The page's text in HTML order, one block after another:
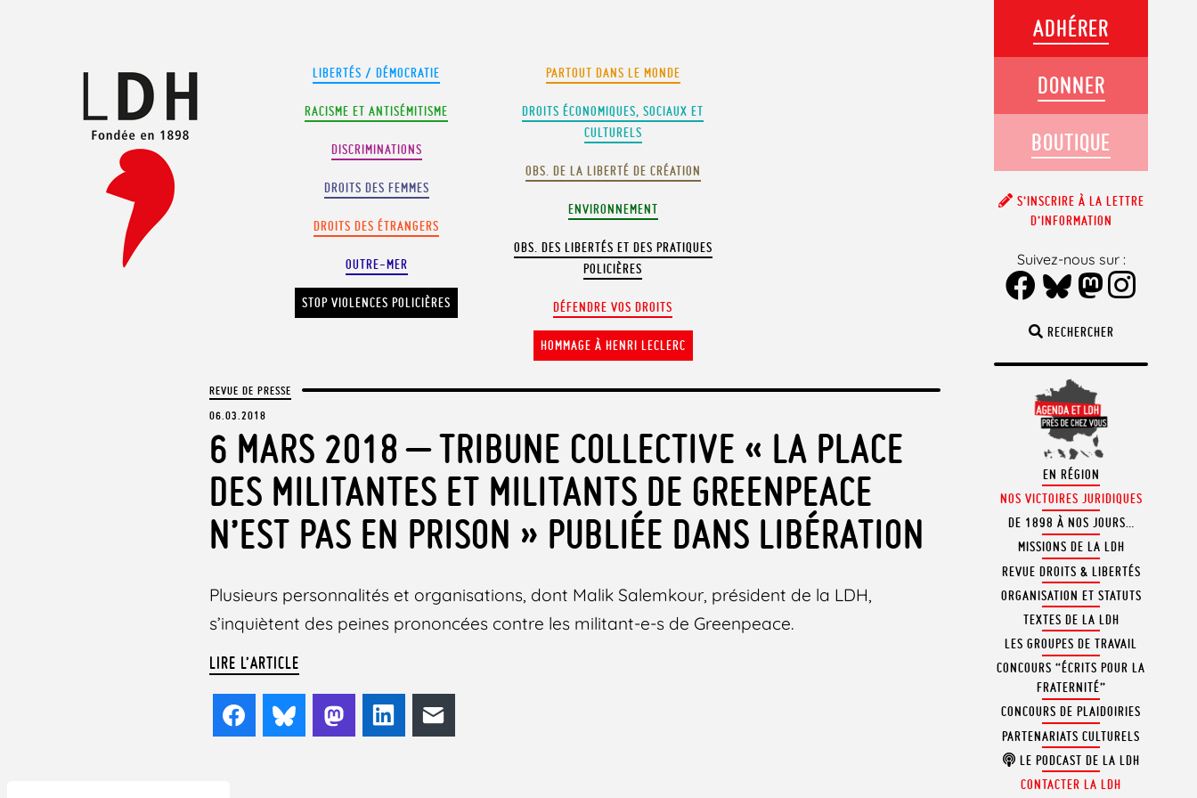
LIBERTÉS / DÉMOCRATIE
RACISME ET ANTISÉMITISME
DISCRIMINATIONS
DROITS DES FEMMES
DROITS DES ÉTRANGERS
OUTRE-MER
STOP VIOLENCES POLICIÈRES
PARTOUT DANS LE MONDE
DROITS ÉCONOMIQUES, SOCIAUX ET
CULTURELS
OBS. DE LA LIBERTÉ DE CRÉATION
ENVIRONNEMENT
OBS. DES LIBERTÉS ET DES PRATIQUES
POLICIÈRES
DÉFENDRE VOS DROITS
HOMMAGE À HENRI LECLERC
REVUE DE PRESSE
06.03.2018
6 MARS 2018 – TRIBUNE COLLECTIVE « LA PLACE
DES MILITANTES ET MILITANTS DE GREENPEACE
N’EST PAS EN PRISON » PUBLIÉE DANS LIBÉRATION
Plusieurs personnalités et organisations, dont Malik Salemkour, président de la LDH,
s’inquiètent des peines prononcées contre les militant-e-s de Greenpeace.
LIRE L’ARTICLE
FacebookBlueskyMastodonLinkedIn
RECHERCHER
EN RÉGION
NOS VICTOIRES JURIDIQUES
DE 1898 À NOS JOURS…
MISSIONS DE LA LDH
REVUE DROITS & LIBERTÉS
ORGANISATION ET STATUTS
TEXTES DE LA LDH
LES GROUPES DE TRAVAIL
CONCOURS “ÉCRITS POUR LA
FRATERNITÉ”
CONCOURS DE PLAIDOIRIES
PARTENARIATS CULTURELS
LE PODCAST DE LA LDH
CONTACTER LA LDH
ADHÉRER
DONNER
BOUTIQUE
S’INSCRIRE À LA LETTRE
D’INFORMATION
Suivez-nous sur :